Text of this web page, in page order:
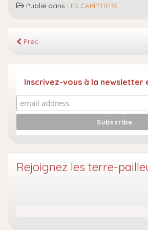
Publié dans LES CAMPTIERS
Préc.
Inscrivez-vous à la newsletter
Rejoignez les terre-